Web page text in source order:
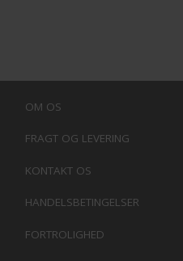
OM OS
FRAGT OG LEVERING
KONTAKT OS
HANDELSBETINGELSER
FORTROLIGHED